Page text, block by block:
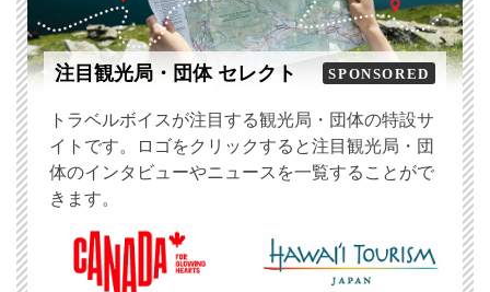
注目観光局・団体 セレクト SPONSORED
トラベルボイスが注目する観光局・団体の特設サ
イトです。ロゴをクリックすると注目観光局・団
体のインタビューやニュースを一覧することがで
きます。